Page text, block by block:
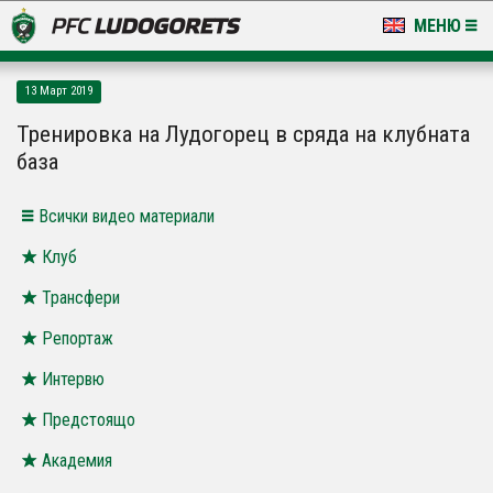
МЕНЮ
LUDOGORETS TV
НА ТЕРЕНА
СТАДИОН & БАЗИ
13 Март 2019
Тренировка на Лудогорец в сряда на клубната
база
Всички видео материали
Клуб
Трансфери
Репортаж
Интервю
Предстоящо
Академия